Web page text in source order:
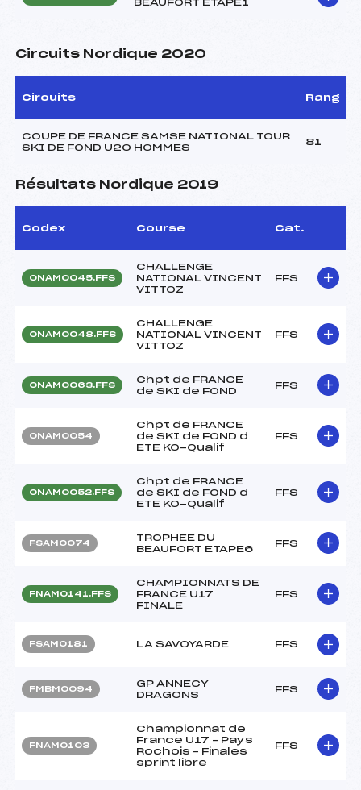
BEAUFORT ETAPE1
Circuits Nordique 2020
Circuits Rang
COUPE DE FRANCE SAMSE NATIONAL TOUR
SKI DE FOND U20 HOMMES
81
Résultats Nordique 2019
Codex Course Cat.
ONAM0045.FFS
CHALLENGE
NATIONAL VINCENT
VITTOZ
FFS
ONAM0048.FFS
CHALLENGE
NATIONAL VINCENT
VITTOZ
FFS
ONAM0063.FFS
Chpt de FRANCE
de SKI de FOND
FFS
ONAM0054
Chpt de FRANCE
de SKI de FOND d
ETE KO-Qualif
FFS
ONAM0052.FFS
Chpt de FRANCE
de SKI de FOND d
ETE KO-Qualif
FFS
FSAM0074
TROPHEE DU
BEAUFORT ETAPE6
FFS
FNAM0141.FFS
CHAMPIONNATS DE
FRANCE U17
FINALE
FFS
FSAM0181 LA SAVOYARDE FFS
FMBM0094
GP ANNECY
DRAGONS
FFS
FNAM0103
Championnat de
France U17 – Pays
Rochois – Finales
sprint libre
FFS